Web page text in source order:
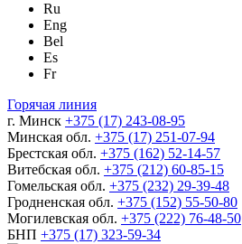
Ru
Eng
Bel
Es
Fr
Горячая линия
г. Минск +375 (17) 243-08-95
Минская обл. +375 (17) 251-07-94
Брестская обл. +375 (162) 52-14-57
Витебская обл. +375 (212) 60-85-15
Гомельская обл. +375 (232) 29-39-48
Гродненская обл. +375 (152) 55-50-80
Могилевская обл. +375 (222) 76-48-50
БНП +375 (17) 323-59-34